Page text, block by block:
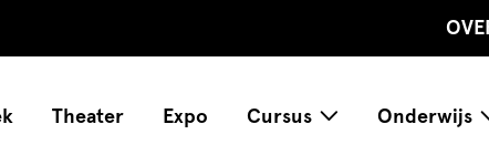
Theater Expo Cursus Onderwijs